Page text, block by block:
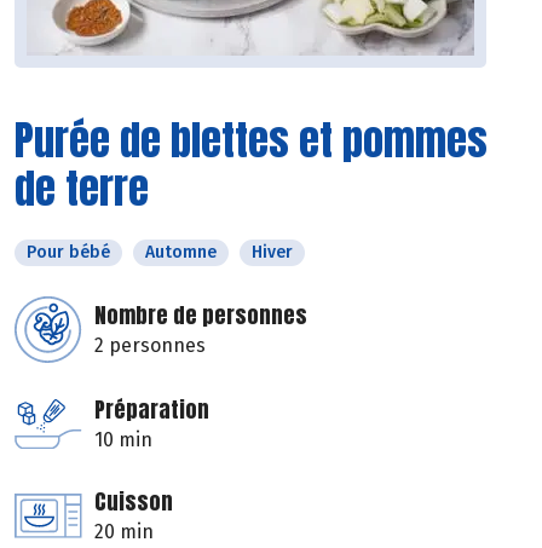
Purée de blettes et pommes
de terre
Pour bébé Automne Hiver
Nombre de personnes
2 personnes
Préparation
10 min
Cuisson
20 min